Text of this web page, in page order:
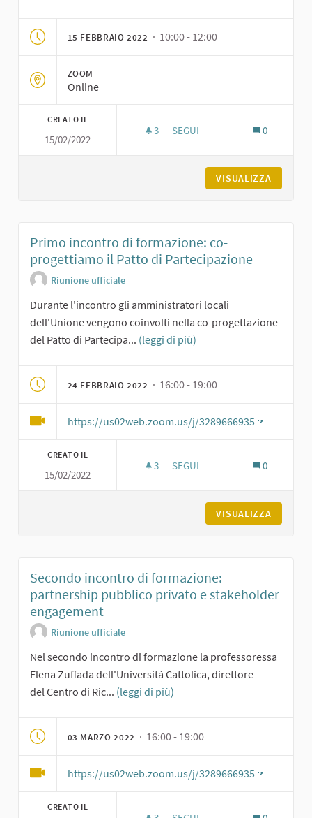
15 FEBBRAIO 2022 · 10:00 - 12:00
ZOOM
Online
CREATO IL
15/02/2022
3 3 SOSTENITORI
SEGUI 0
VISUALIZZA
Primo incontro di formazione: co-
progettiamo il Patto di Partecipazione
Riunione ufficiale
Durante l'incontro gli amministratori locali
dell'Unione vengono coinvolti nella co-progettazione
del Patto di Partecipa... (leggi di più)
24 FEBBRAIO 2022 · 16:00 - 19:00
https://us02web.zoom.us/j/3289666935
CREATO IL
15/02/2022
3 3 SOSTENITORI
SEGUI 0
VISUALIZZA
Secondo incontro di formazione:
partnership pubblico privato e stakeholder
engagement
Riunione ufficiale
Nel secondo incontro di formazione la professoressa
Elena Zuffada dell'Università Cattolica, direttore
del Centro di Ric... (leggi di più)
03 MARZO 2022 · 16:00 - 19:00
https://us02web.zoom.us/j/3289666935
CREATO IL